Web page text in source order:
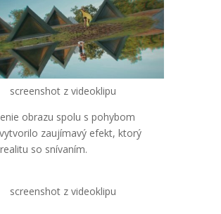
screenshot z videoklipu
obrazu spolu s pohybom
zaujímavý efekt, ktorý
so snívaním.
screenshot z videoklipu